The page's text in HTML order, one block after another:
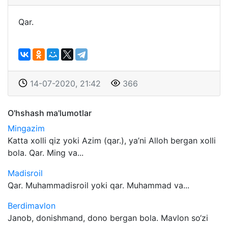
Qar.
14-07-2020, 21:42 366
O'hshash ma'lumotlar
Mingazim
Katta xolli qiz yoki Azim (qar.), ya’ni Alloh bergan xolli
bola. Qar. Ming va...
Madisroil
Qar. Muhammadisroil yoki qar. Muhammad va...
Berdimavlon
Janob, donishmand, dono bergan bola. Mavlon so‘zi